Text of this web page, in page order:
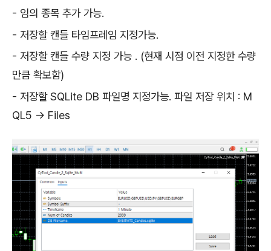
- 임의 종목 추가 가능.
- 저장할 캔들 타임프레임 지정가능.
- 저장할 캔들 수량 지정 가능 . (현재 시점 이전 지정한 수량
만큼 확보함)
- 저장할 SQLite DB 파일명 지정가능. 파일 저장 위치 : M
QL5 -> Files